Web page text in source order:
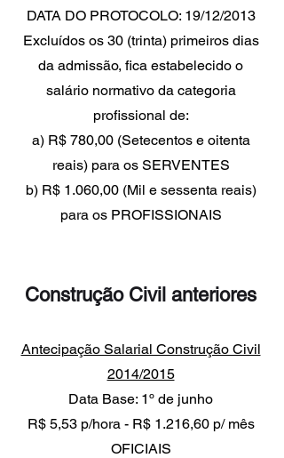
DATA DO PROTOCOLO: 19/12/2013
Excluídos os 30 (trinta) primeiros dias
da admissão, fica estabelecido o
salário normativo da categoria
profissional de:
a) R$ 780,00 (Setecentos e oitenta
reais) para os SERVENTES
b) R$ 1.060,00 (Mil e sessenta reais)
para os PROFISSIONAIS
Construção Civil anteriores
Antecipação Salarial Construção Civil
2014/2015
Data Base: 1º de junho
R$ 5,53 p/hora - R$ 1.216,60 p/ mês
OFICIAIS